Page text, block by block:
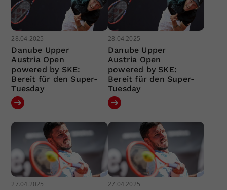
28.04.2025
Danube Upper
Austria Open
powered by SKE:
Bereit für den Super-
Tuesday
28.04.2025
Danube Upper
Austria Open
powered by SKE:
Bereit für den Super-
Tuesday
27.04.2025 27.04.2025